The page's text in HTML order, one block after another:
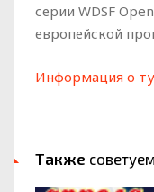
серии WDSF
европейской
Информация о
Также советуем